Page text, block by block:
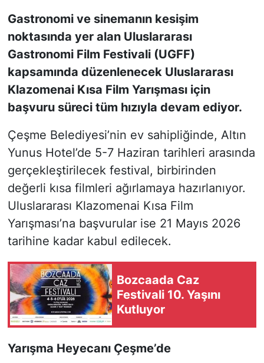
Gastronomi ve sinemanın kesişim
noktasında yer alan Uluslararası
Gastronomi Film Festivali (UGFF)
kapsamında düzenlenecek Uluslararası
Klazomenai Kısa Film Yarışması için
başvuru süreci tüm hızıyla devam ediyor.
Çeşme Belediyesi’nin ev sahipliğinde, Altın
Yunus Hotel’de 5-7 Haziran tarihleri arasında
gerçekleştirilecek festival, birbirinden
değerli kısa filmleri ağırlamaya hazırlanıyor.
Uluslararası Klazomenai Kısa Film
Yarışması’na başvurular ise 21 Mayıs 2026
tarihine kadar kabul edilecek.
Bozcaada Caz
Festivali 10. Yaşını
Kutluyor
Yarışma Heyecanı Çeşme’de
KONGRE TAKVİMİ
RÖPORTAJLAR